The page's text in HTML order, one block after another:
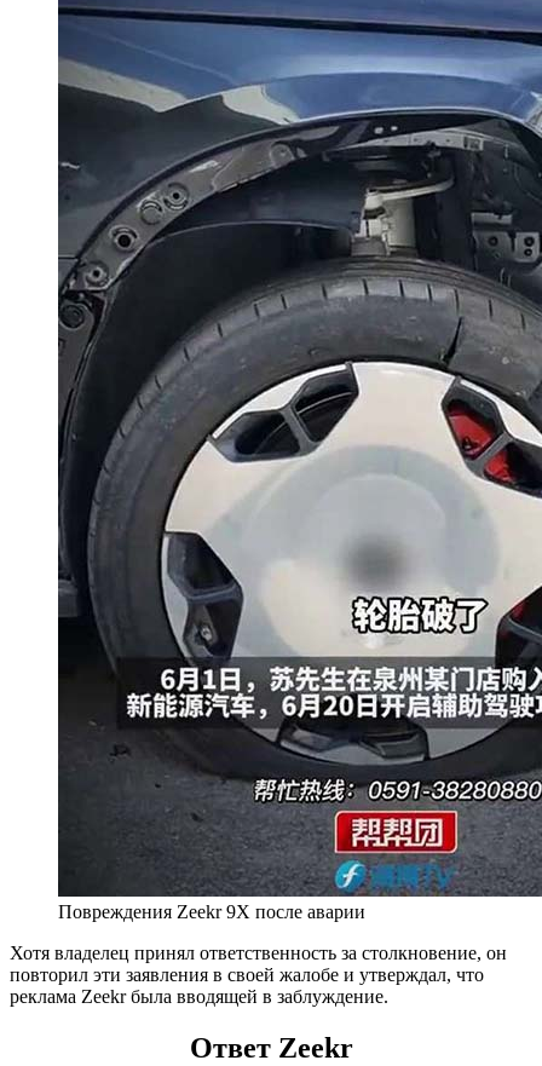
Повреждения Zeekr 9X после аварии
Хотя владелец принял ответственность за столкновение, он
повторил эти заявления в своей жалобе и утверждал, что
реклама Zeekr была вводящей в заблуждение.
Ответ Zeekr